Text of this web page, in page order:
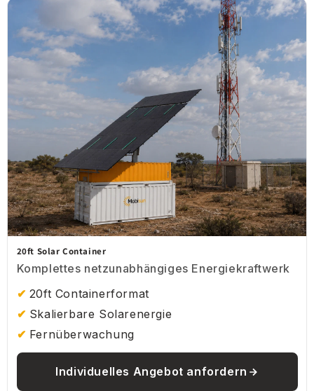
20ft Solar Container
Komplettes netzunabhängiges Energiekraftwerk
20ft Containerformat
Skalierbare Solarenergie
Fernüberwachung
Individuelles Angebot anfordern